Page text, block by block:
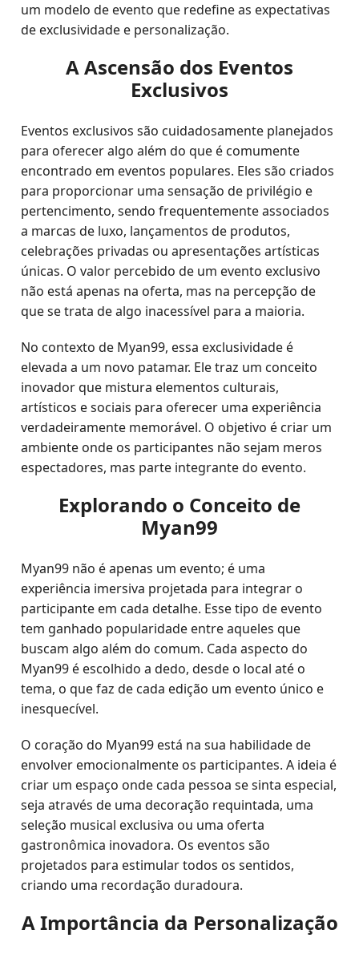
um modelo de evento que redefine as expectativas
de exclusividade e personalização.
A Ascensão dos Eventos
Exclusivos
Eventos exclusivos são cuidadosamente planejados
para oferecer algo além do que é comumente
encontrado em eventos populares. Eles são criados
para proporcionar uma sensação de privilégio e
pertencimento, sendo frequentemente associados
a marcas de luxo, lançamentos de produtos,
celebrações privadas ou apresentações artísticas
únicas. O valor percebido de um evento exclusivo
não está apenas na oferta, mas na percepção de
que se trata de algo inacessível para a maioria.
No contexto de Myan99, essa exclusividade é
elevada a um novo patamar. Ele traz um conceito
inovador que mistura elementos culturais,
artísticos e sociais para oferecer uma experiência
verdadeiramente memorável. O objetivo é criar um
ambiente onde os participantes não sejam meros
espectadores, mas parte integrante do evento.
Explorando o Conceito de
Myan99
Myan99 não é apenas um evento; é uma
experiência imersiva projetada para integrar o
participante em cada detalhe. Esse tipo de evento
tem ganhado popularidade entre aqueles que
buscam algo além do comum. Cada aspecto do
Myan99 é escolhido a dedo, desde o local até o
tema, o que faz de cada edição um evento único e
inesquecível.
O coração do Myan99 está na sua habilidade de
envolver emocionalmente os participantes. A ideia é
criar um espaço onde cada pessoa se sinta especial,
seja através de uma decoração requintada, uma
seleção musical exclusiva ou uma oferta
gastronômica inovadora. Os eventos são
projetados para estimular todos os sentidos,
criando uma recordação duradoura.
A Importância da Personalização